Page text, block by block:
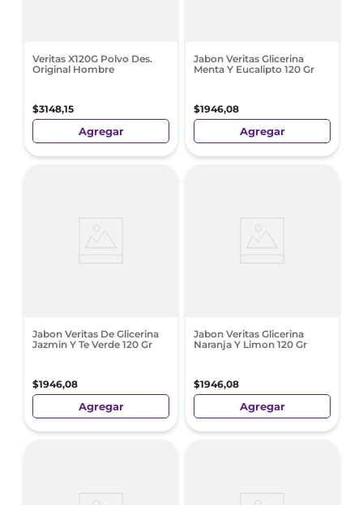
Veritas X120G Polvo Des.
Original Hombre
$3148,15
Agregar
Jabon Veritas Glicerina
Menta Y Eucalipto 120 Gr
$1946,08
Agregar
Jabon Veritas De Glicerina
Jazmin Y Te Verde 120 Gr
$1946,08
Agregar
Jabon Veritas Glicerina
Naranja Y Limon 120 Gr
$1946,08
Agregar